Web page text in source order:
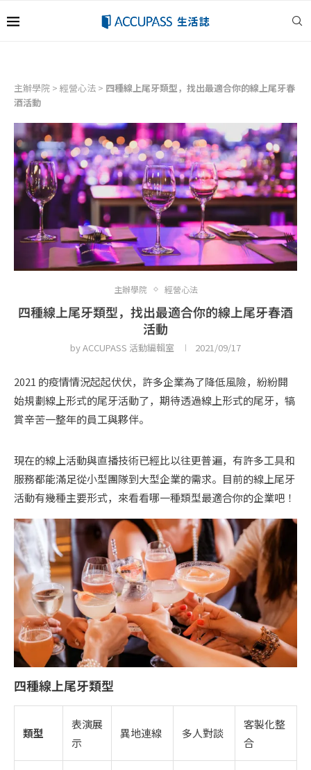
主辦學院 > 經營心法 > 四種線上尾牙類型，找出最適合你的線上尾牙春
酒活動
主辦學院 經營心法
四種線上尾牙類型，找出最適合你的線上尾牙春酒
活動
byACCUPASS 活動編輯室 2021/09/17
2021 的疫情情況起起伏伏，許多企業為了降低風險，紛紛開
始規劃線上形式的尾牙活動了，期待透過線上形式的尾牙，犒
賞辛苦一整年的員工與夥伴。
現在的線上活動與直播技術已經比以往更普遍，有許多工具和
服務都能滿足從小型團隊到大型企業的需求。目前的線上尾牙
活動有幾種主要形式，來看看哪一種類型最適合你的企業吧！
四種線上尾牙類型
類型
表演展
示
異地連線 多人對談
客製化整
合